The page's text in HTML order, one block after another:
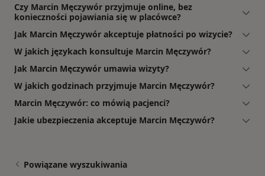
Czy Marcin Męczywór przyjmuje online, bez
konieczności pojawiania się w placówce?
Jak Marcin Męczywór akceptuje płatności po wizycie?
W jakich językach konsultuje Marcin Męczywór?
Jak Marcin Męczywór umawia wizyty?
W jakich godzinach przyjmuje Marcin Męczywór?
Marcin Męczywór: co mówią pacjenci?
Jakie ubezpieczenia akceptuje Marcin Męczywór?
Powiązane wyszukiwania